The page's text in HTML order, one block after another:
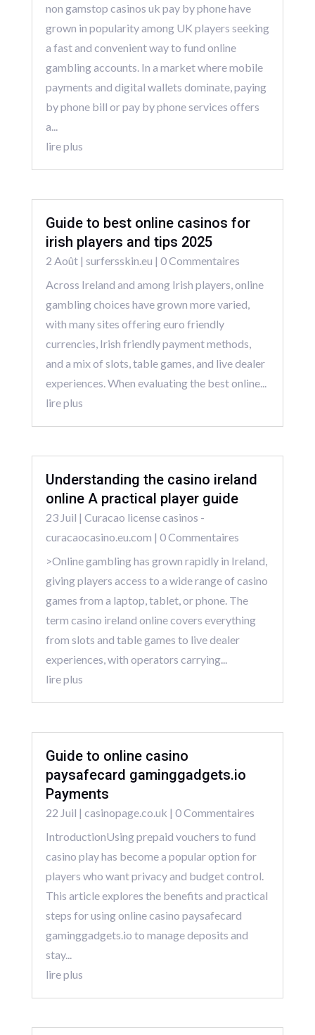
non gamstop casinos uk pay by phone have
grown in popularity among UK players seeking
a fast and convenient way to fund online
gambling accounts. In a market where mobile
payments and digital wallets dominate, paying
by phone bill or pay by phone services offers
a...
lire plus
Guide to best online casinos for
irish players and tips 2025
2 Août| surfersskin.eu | 0 Commentaires
Across Ireland and among Irish players, online
gambling choices have grown more varied,
with many sites offering euro friendly
currencies, Irish friendly payment methods,
and a mix of slots, table games, and live dealer
experiences. When evaluating the best online...
lire plus
Understanding the casino ireland
online A practical player guide
23 Juil | Curacao license casinos -
curacaocasino.eu.com | 0 Commentaires
>Online gambling has grown rapidly in Ireland,
giving players access to a wide range of casino
games from a laptop, tablet, or phone. The
term casino ireland online covers everything
from slots and table games to live dealer
experiences, with operators carrying...
lire plus
Guide to online casino
paysafecard gaminggadgets.io
Payments
22 Juil | casinopage.co.uk | 0 Commentaires
IntroductionUsing prepaid vouchers to fund
casino play has become a popular option for
players who want privacy and budget control.
This article explores the benefits and practical
steps for using online casino paysafecard
gaminggadgets.io to manage deposits and
stay...
lire plus